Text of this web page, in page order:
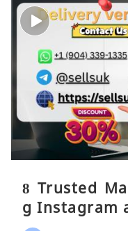
8 Trusted
g Instagram